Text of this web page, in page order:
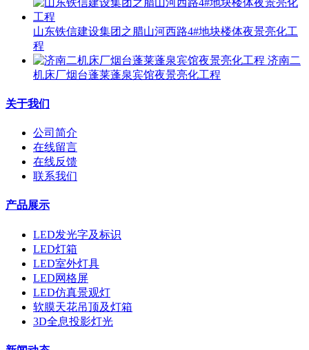
山东铁信建设集团之腊山河西路4#地块楼体夜景亮化工
程
济南二
机床厂烟台蓬莱蓬泉宾馆夜景亮化工程
关于我们
公司简介
在线留言
在线反馈
联系我们
产品展示
LED发光字及标识
LED灯箱
LED室外灯具
LED网格屏
LED仿真景观灯
软膜天花吊顶及灯箱
3D全息投影灯光